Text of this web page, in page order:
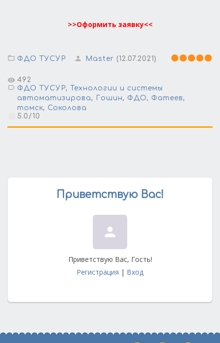
>>Оформить заявку<<
ФДО ТУСУР Master (12.07.2021)
492
ФДО ТУСУР,
Технологии и системы
автоматизирова, Гошин, ФДО, Фатеев,
томск, Соколова
5.0 /10
Приветствую Вас!
person
Приветствую Вас, Гость!
Регистрация | Вход